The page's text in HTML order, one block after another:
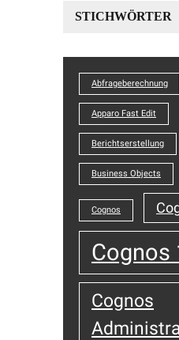
STICHWÖRTER
Abfrageberechnung
Apparo Fast Edit
Berichtserstellung
Business Objects
Cognos
Cognos
Cognos